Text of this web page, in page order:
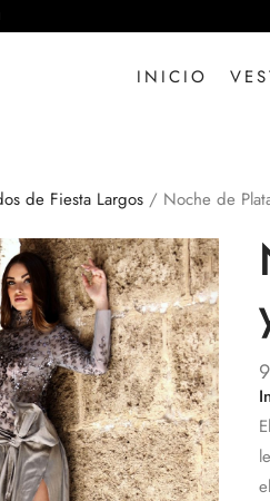
INICIO
de Fiesta Largos / Noche de